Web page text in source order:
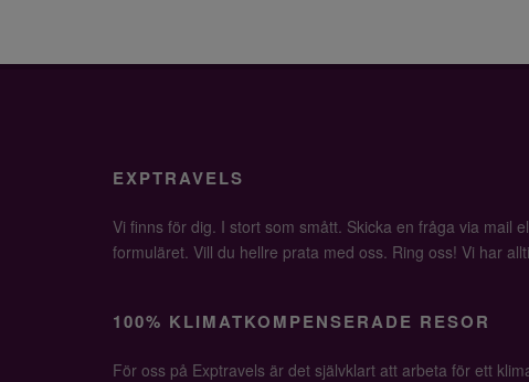
EXPTRAVELS
Vi finns för dig. I stort som smått. Skicka en fråga via mail
formuläret. Vill du hellre prata med oss. Ring oss! Vi har
100% KLIMATKOMPENSERADE RESOR
För oss på Exptravels är det självklart att arbeta för ett